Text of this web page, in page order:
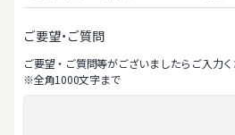
ご要望・ご質問
ご要望‧ご質問等がございましたらご⼊⼒く
※全⾓1000⽂字まで